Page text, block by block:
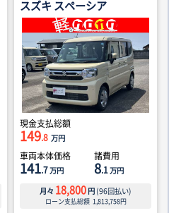
スズキ スペーシア
現金支払総額
149.8 万円
車両本体価格
141.7万円
諸費用
8.1万円
月々 18,800 円 (96回払い)
ローン支払総額 1,813,758円